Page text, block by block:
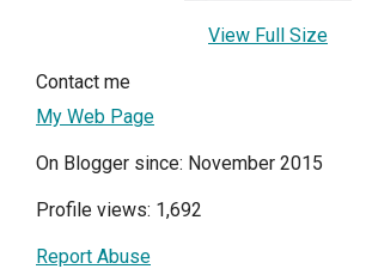
View Full Size
Contact me
My Web Page
On Blogger since: November 2015
Profile views: 1,692
Report Abuse